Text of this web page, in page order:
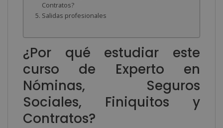
Contratos?
Salidas profesionales
¿Por qué estudiar este
curso de Experto en
Nóminas, Seguros
Sociales, Finiquitos y
Contratos?